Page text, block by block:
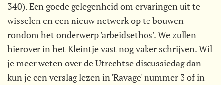
340). Een goede gelegenheid om ervaringen uit te
wisselen en een nieuw netwerk op te bouwen
rondom het onderwerp 'arbeidsethos'. We zullen
hierover in het Kleintje vast nog vaker schrijven. Wil
je meer weten over de Utrechtse discussiedag dan
kun je een verslag lezen in 'Ravage' nummer 3 of in